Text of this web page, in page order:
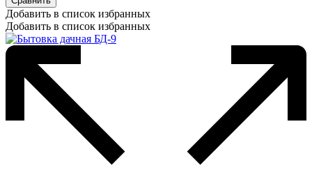
Добавить в список избранных
Добавить в список избранных